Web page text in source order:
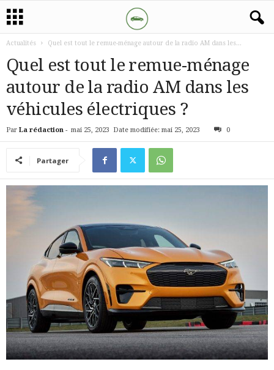
Actualités Quel est tout le remue-ménage autour de la radio AM dans les...
Quel est tout le remue-ménage
autour de la radio AM dans les
véhicules électriques ?
Par La rédaction - mai 25, 2023 Date modifiée: mai 25, 2023 0
Partager